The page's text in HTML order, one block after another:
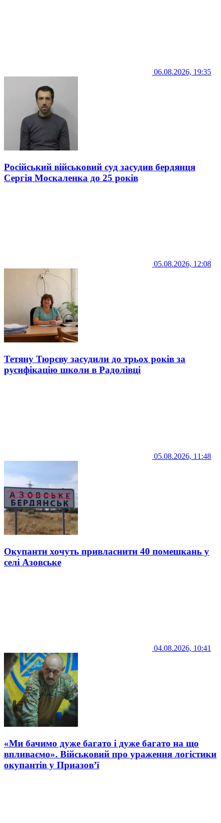
06.08.2026, 19:35
Російський військовий суд засудив бердянця
Сергія Москаленка до 25 років
05.08.2026, 12:08
Тетяну Тюрєву засудили до трьох років за
русифікацію школи в Радолівці
05.08.2026, 11:48
Окупанти хочуть привласнити 40 помешкань у
селі Азовське
04.08.2026, 10:41
«Ми бачимо дуже багато і дуже багато на що
впливаємо». Військовий про ураження логістики
окупантів у Приазов’ї